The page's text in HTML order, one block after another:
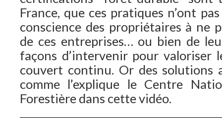
France, que ces pratiques n’ont
conscience des propriétaires à ne
de ces entreprises… ou bien de
façons d’intervenir pour valoriser
couvert continu. Or des solutions
comme l’explique le Centre
Forestière dans cette vidéo.